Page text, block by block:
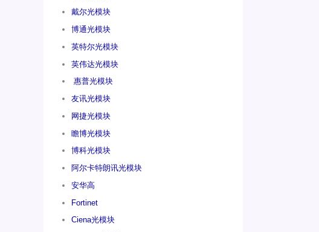
戴尔光模块
博通光模块
英特尔光模块
英伟达光模块
惠普光模块
友讯光模块
网捷光模块
瞻博光模块
博科光模块
阿尔卡特朗讯光模块
安华高
Fortinet
Ciena光模块